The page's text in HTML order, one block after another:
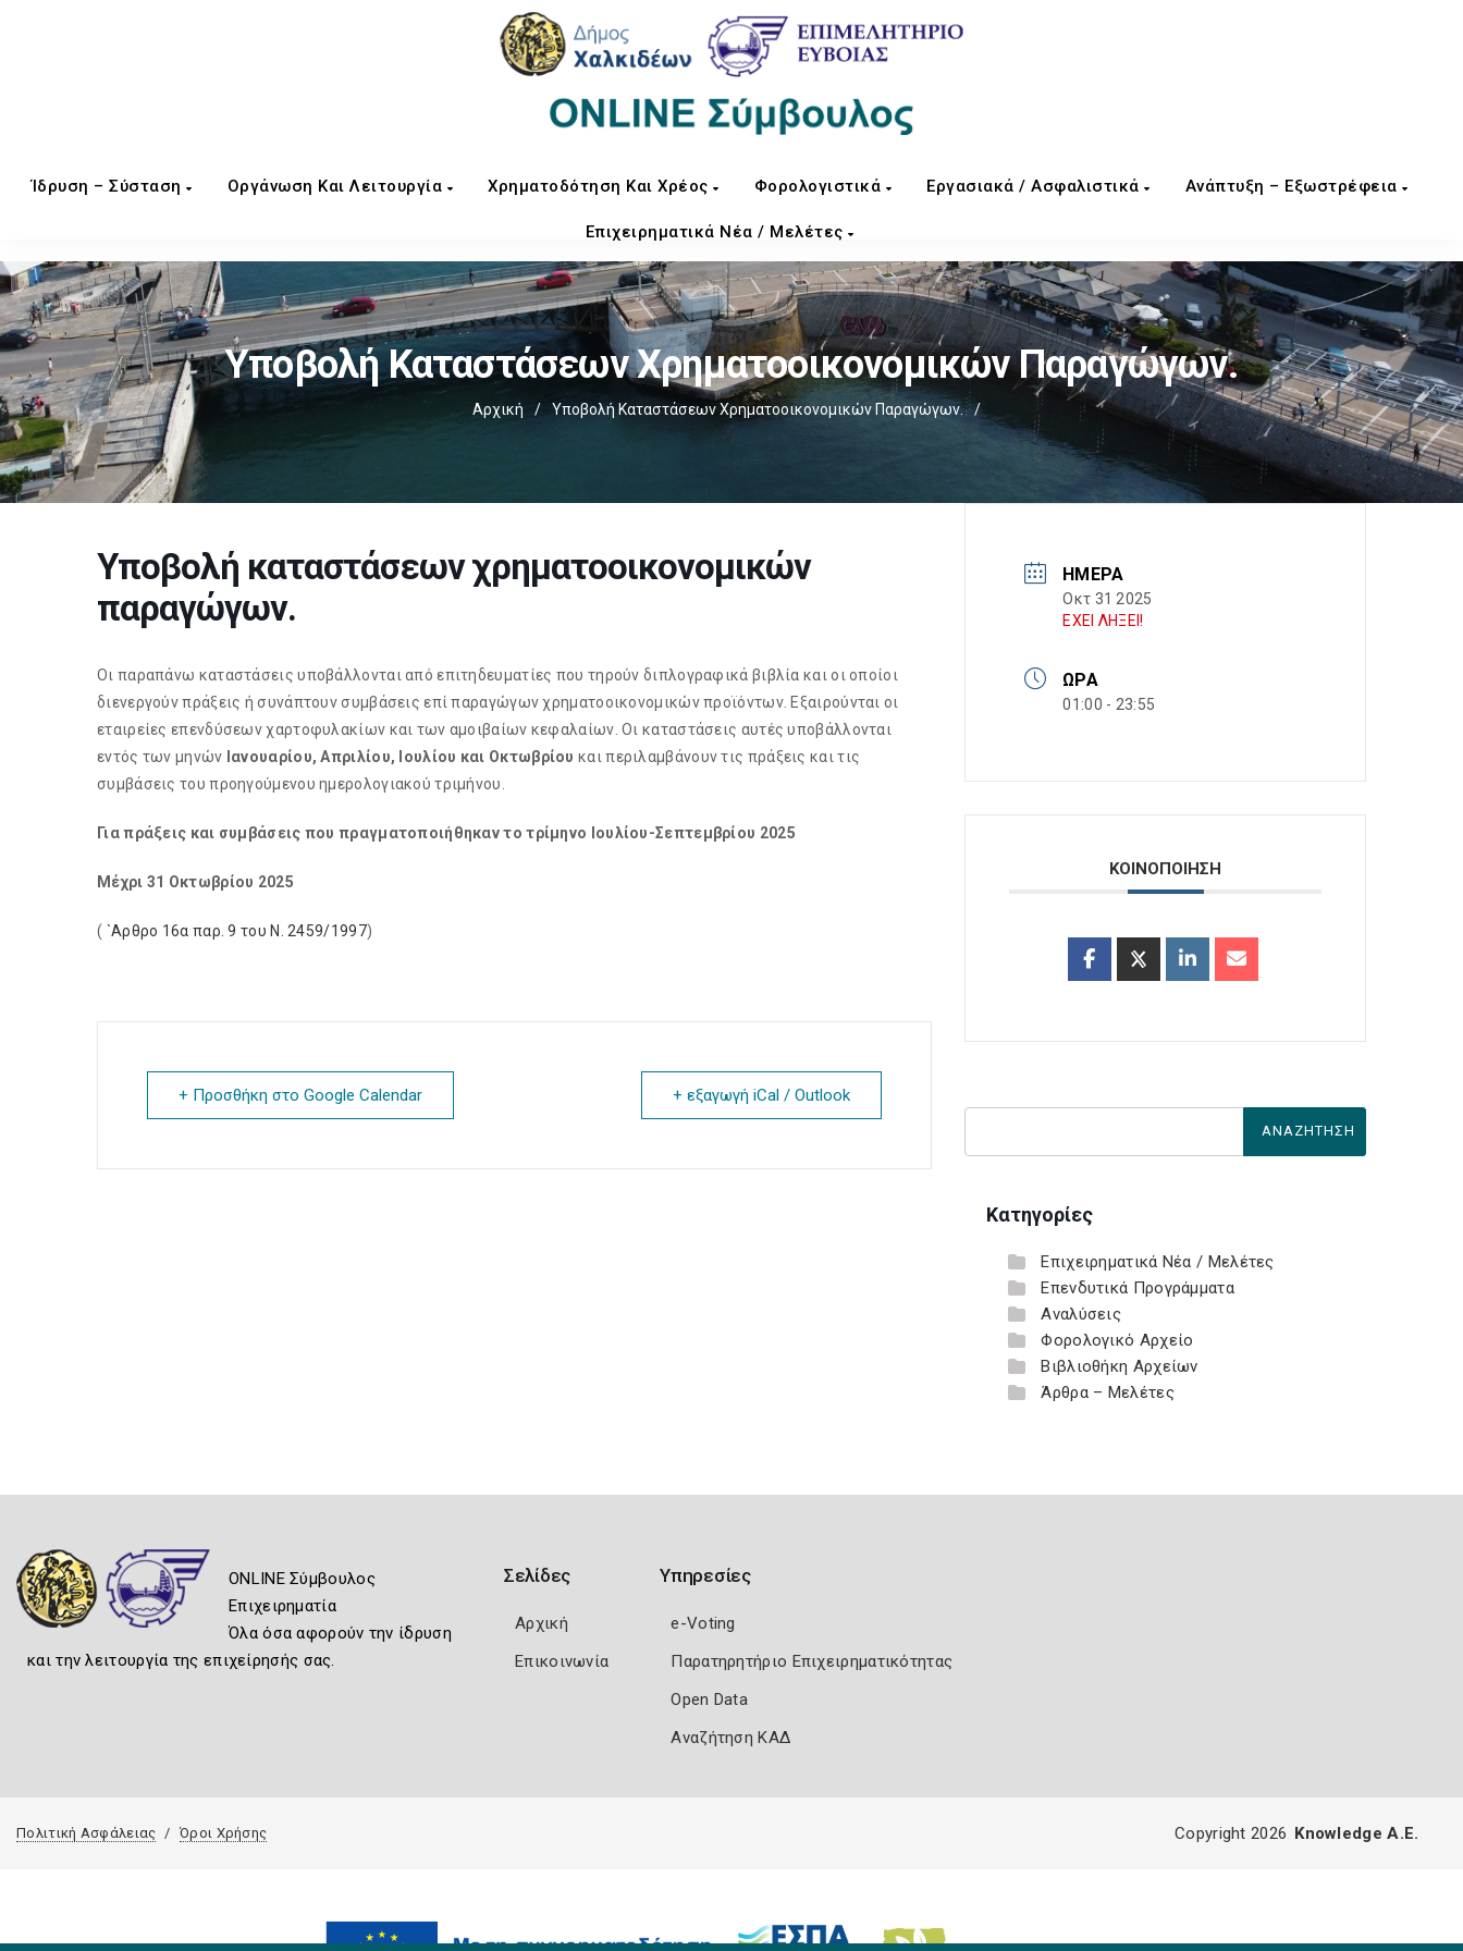
Ίδρυση – Σύσταση Οργάνωση Και Λειτουργία Χρηματοδότηση Και Χρέος Φορολογιστικά Εργασιακά / Ασφαλιστικά Ανάπτυξη – Εξωστρέφεια
Επιχειρηματικά Νέα / Μελέτες
Υποβολή Καταστάσεων Χρηματοοικονομικών Παραγώγων.
Αρχική / Υποβολή Καταστάσεων Χρηματοοικονομικών Παραγώγων. /
Υποβολή καταστάσεων χρηματοοικονομικών
παραγώγων.
Οι παραπάνω καταστάσεις υποβάλλονται από επιτηδευματίες που τηρούν διπλογραφικά βιβλία και οι οποίοι
διενεργούν πράξεις ή συνάπτουν συμβάσεις επί παραγώγων χρηματοοικονομικών προϊόντων. Εξαιρούνται οι
εταιρείες επενδύσεων χαρτοφυλακίων και των αμοιβαίων κεφαλαίων. Οι καταστάσεις αυτές υποβάλλονται
εντός των μηνών Ιανουαρίου, Απριλίου, Ιουλίου και Οκτωβρίουκαι περιλαμβάνουν τις πράξεις και τις
συμβάσεις του προηγούμενου ημερολογιακού τριμήνου.
Για πράξεις και συμβάσεις που πραγματοποιήθηκαν το τρίμηνο Ιουλίου-Σεπτεμβρίου 2025
Μέχρι 31 Οκτωβρίου 2025
( `Αρθρο 16α παρ. 9 του Ν. 2459/1997)
+ Προσθήκη στο Google Calendar + εξαγωγή iCal / Outlook
ΗΜΈΡΑ
Οκτ 31 2025
ΕΧΕΙ ΛΗΞΕΙ!
ΏΡΑ
01:00 - 23:55
ΚΟΙΝΟΠΟΙΗΣΗ
Κατηγορίες
Επιχειρηματικά Νέα / Μελέτες
Επενδυτικά Προγράμματα
Αναλύσεις
Φορολογικό Αρχείο
Βιβλιοθήκη Αρχείων
Άρθρα – Μελέτες
ONLINE Σύμβουλος
Επιχειρηματία
Όλα όσα αφορούν την ίδρυση
και την λειτουργία της επιχείρησής σας.
Σελίδες
Αρχική
Επικοινωνία
Υπηρεσίες
e-Voting
Παρατηρητήριο Επιχειρηματικότητας
Open Data
Αναζήτηση ΚΑΔ
Πολιτική Ασφάλειας Όροι Χρήσης Copyright 2026 Knowledge A.E.